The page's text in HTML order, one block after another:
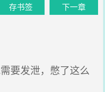
存书签 下一章
要发泄，憋了这么